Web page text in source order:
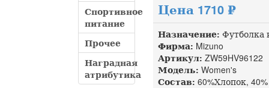
Спортивное
питание
Прочее
Наградная
атрибутика
Цена 1710 ₽
Назначение: Футболка
Фирма: Mizuno
Артикул:
Модель: Women's
Состав: 60%Хлопок,